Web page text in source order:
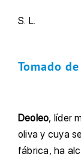
S. L.
Tomado de
Deoleo, líder
oliva y cuya
fábrica, ha